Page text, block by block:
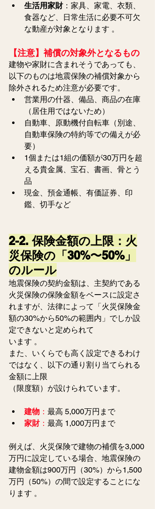
生活用家財：家具、家電、衣類、
食器など、日常生活に必要不可欠
な動産が対象となります 。
【注意】補償の対象外となるもの
建物や家財に含まれそうであっても、
以下のものは地震保険の補償対象から
除外されるため注意が必要です。
営業用の什器、備品、商品の在庫
（居住用ではないため）
自動車、原動機付自転車（別途、
自動車保険の特約等での備えが必
要）
1個または1組の価額が30万円を超
える貴金属、宝石、書画、骨とう
品
現金、預金通帳、有価証券、印
鑑、切手など
2-2. 保険金額の上限：火
災保険の「30%〜50%」
のルール
地震保険の契約金額は、主契約である
火災保険の保険金額をベースに設定さ
れますが、法律によって「火災保険金
額の30%から50%の範囲内」でしか設
定できないと定められて
います 。
また、いくらでも高く設定できるわけ
ではなく、以下の通り割り当てられる
金額に上限
（限度額）が設けられています。
建物 ： 最高 5,000万円まで
家財： 最高 1,000万円まで
例えば、火災保険で建物の補償を3,000
万円に設定している場合、地震保険の
建物金額は900万円（30%）から1,500
万円（50%）の間で設定することにな
ります 。